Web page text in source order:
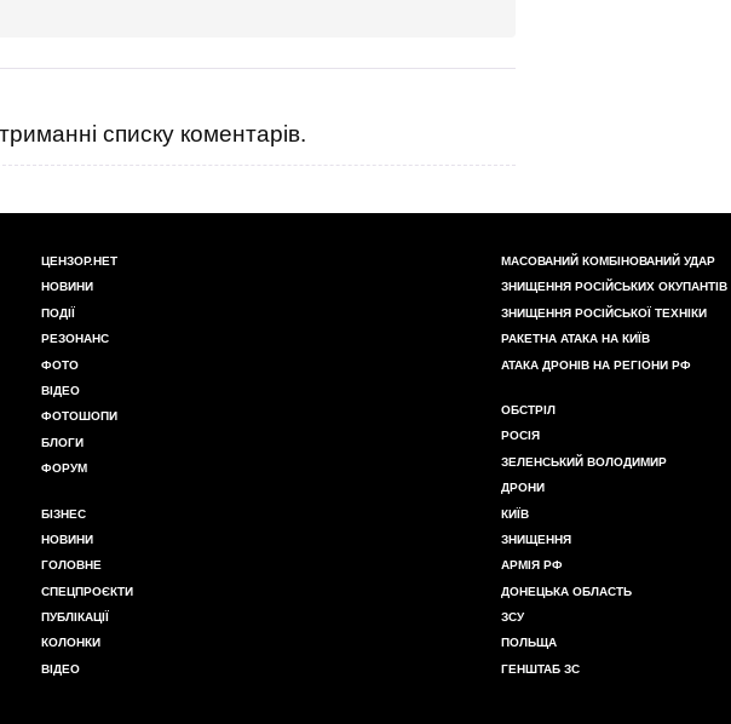
списку коментарів.
ЦЕНЗОР.НЕТ
НОВИНИ
ПОДІЇ
РЕЗОНАНС
ФОТО
ВІДЕО
ФОТОШОПИ
БЛОГИ
ФОРУМ
БІЗНЕС
НОВИНИ
ГОЛОВНЕ
СПЕЦПРОЄКТИ
ПУБЛІКАЦІЇ
КОЛОНКИ
ВІДЕО
МАСОВАНИЙ КОМБІНОВАНИЙ УДАР
ЗНИЩЕННЯ РОСІЙСЬКИХ ОКУПАНТІВ
ЗНИЩЕННЯ РОСІЙСЬКОЇ ТЕХНІКИ
РАКЕТНА АТАКА НА КИЇВ
АТАКА ДРОНІВ НА РЕГІОНИ РФ
ОБСТРІЛ
РОСІЯ
ЗЕЛЕНСЬКИЙ ВОЛОДИМИР
ДРОНИ
КИЇВ
ЗНИЩЕННЯ
АРМІЯ РФ
ДОНЕЦЬКА ОБЛАСТЬ
ЗСУ
ПОЛЬЩА
ГЕНШТАБ ЗС